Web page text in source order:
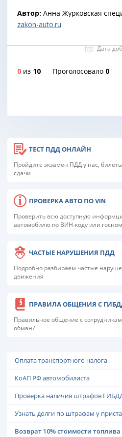
Автор: Анна Журковская
zakon-auto.ru
Дата
0 из 10 Проголосовало 0
ТЕСТ ПДД ОНЛАЙН
Пройдите экзамен ПДД у нас,
сдачи
ПРОВЕРКА АВТО ПО VIN
Проверить всю доступную
автомобилю по ВИН-коду или
ЧАСТЫЕ НАРУШЕНИЯ ПДД
Подробно разбираем частые
движения
ПРАВИЛА ОБЩЕНИЯ С
Правильное общение с
обман?
Оплата транспортного налога
КоАП РФ автомобилиста
Проверка наличия штрафов
Узнать долги по штрафам у
Возврат 10% стоимости топлива